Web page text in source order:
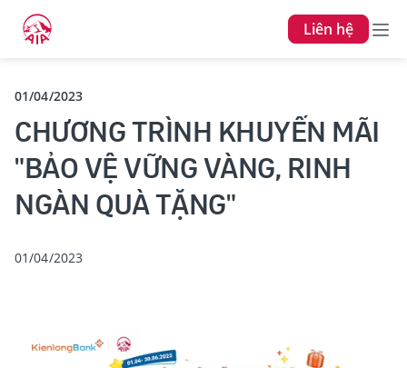
Liên hệ
01/04/2023
CHƯƠNG TRÌNH KHUYẾN MÃI
"BẢO VỆ VỮNG VÀNG, RINH
NGÀN QUÀ TẶNG"
01/04/2023